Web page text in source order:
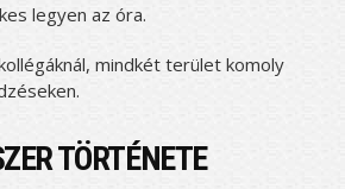
legyen az óra.
mindkét terület komoly
TÖRTÉNETE